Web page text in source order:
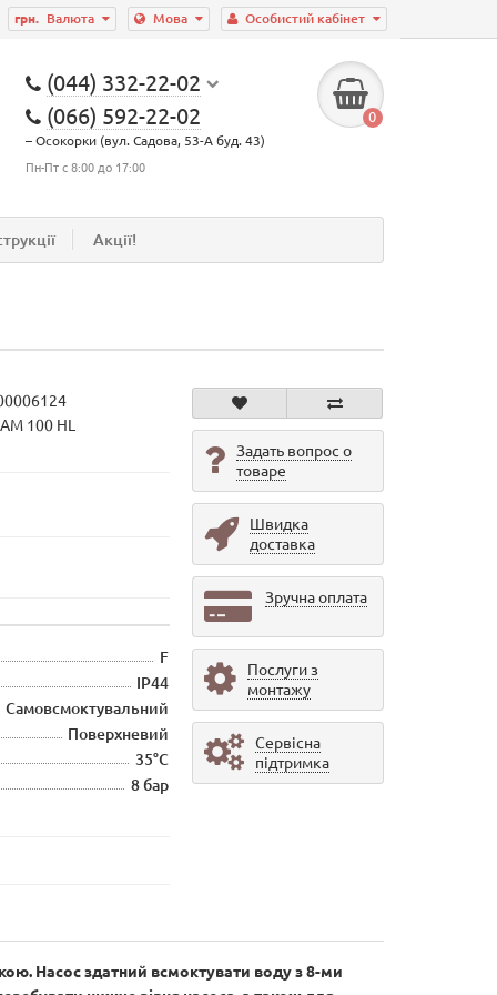
Особистий кабінет
Мова
грн. Валюта
(044) 332-22-02
(066) 592-22-02
– Осокорки (вул. Садова, 53-А буд. 43)
Пн-Пт с 8:00 до 17:00
0
Акції!
100 HL
F
IP44
Самовсмоктувальний
Поверхневий
35°С
8 бар
Задать вопрос о
товаре
Швидка
доставка
Зручна оплата
Послуги з
монтажу
Сервісна
підтримка
Насос здатний всмоктувати воду з 8-ми